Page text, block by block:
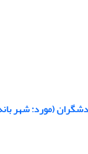
(مورد: شهر